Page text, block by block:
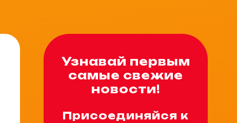
Узнавай первым
самые свежие
новости!
Присоединяйся к